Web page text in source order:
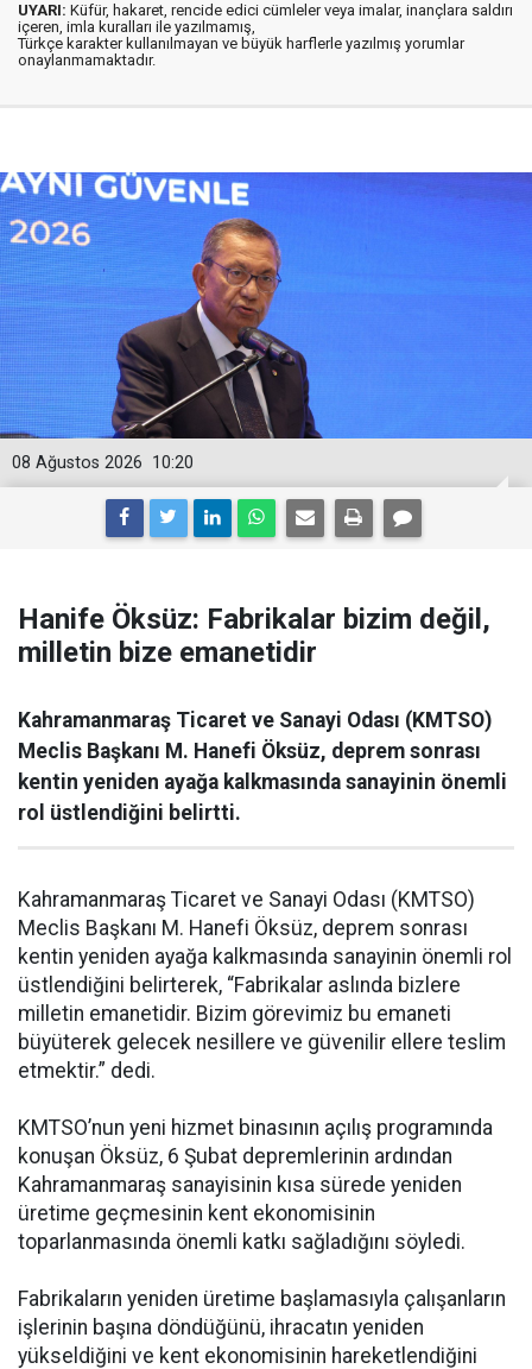
UYARI: Küfür, hakaret, rencide edici cümleler veya imalar, inançlara saldırı
içeren, imla kuralları ile yazılmamış,
Türkçe karakter kullanılmayan ve büyük harflerle yazılmış yorumlar
onaylanmamaktadır.
10:20
08 Ağustos 2026
Hanife Öksüz: Fabrikalar bizim değil,
milletin bize emanetidir
Kahramanmaraş Ticaret ve Sanayi Odası (KMTSO)
Meclis Başkanı M. Hanefi Öksüz, deprem sonrası
kentin yeniden ayağa kalkmasında sanayinin önemli
rol üstlendiğini belirtti.
Kahramanmaraş Ticaret ve Sanayi Odası (KMTSO)
Meclis Başkanı M. Hanefi Öksüz, deprem sonrası
kentin yeniden ayağa kalkmasında sanayinin önemli rol
üstlendiğini belirterek, “Fabrikalar aslında bizlere
milletin emanetidir. Bizim görevimiz bu emaneti
büyüterek gelecek nesillere ve güvenilir ellere teslim
etmektir.” dedi.
KMTSO’nun yeni hizmet binasının açılış programında
konuşan Öksüz, 6 Şubat depremlerinin ardından
Kahramanmaraş sanayisinin kısa sürede yeniden
üretime geçmesinin kent ekonomisinin
toparlanmasında önemli katkı sağladığını söyledi.
Fabrikaların yeniden üretime başlamasıyla çalışanların
işlerinin başına döndüğünü, ihracatın yeniden
yükseldiğini ve kent ekonomisinin hareketlendiğini